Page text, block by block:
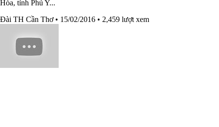
Hòa, tỉnh Phú Y...
Đài TH Cần Thơ • 15/02/2016 • 2,459 lượt xem